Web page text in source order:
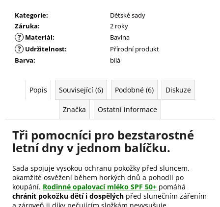
Kategorie:
Dětské sady
Záruka: 2 roky
? Materiál: Bavlna
? Udržitelnost:
Přírodní produkt
Barva: bílá
Popis Související (6) Podobné (6) Diskuze
Značka Ostatní informace
Tři pomocníci pro bezstarostné
letní dny v jednom balíčku.
Sada spojuje vysokou ochranu pokožky před sluncem,
okamžité osvěžení během horkých dnů a pohodlí po
koupání. Rodinné opalovací mléko SPF 50+ pomáhá
chránit pokožku dětí i dospělých před slunečním zářením